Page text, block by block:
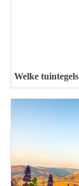
Welke